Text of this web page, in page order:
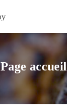
Page accueil